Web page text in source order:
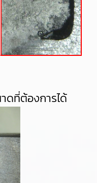
ดที่ต้องการได้